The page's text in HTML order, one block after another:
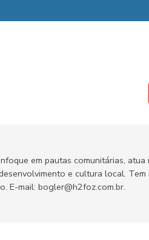
em pautas comunitárias,
e cultura local.
E-mail: bogler@h2foz.com.br.